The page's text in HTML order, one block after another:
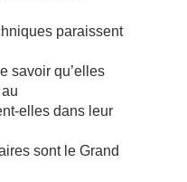
paraissent
savoir qu’elles
elles dans leur
sont le Grand